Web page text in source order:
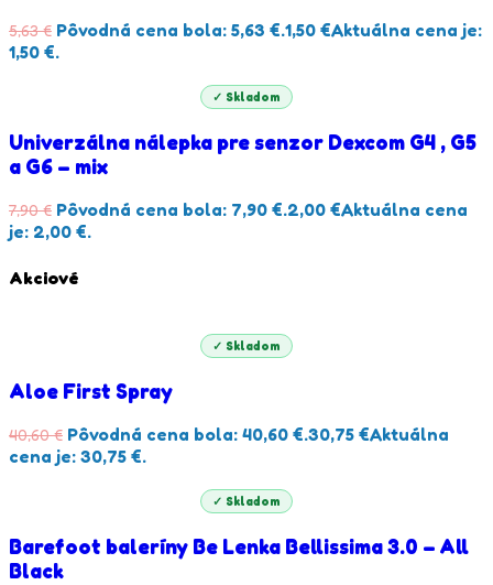
5,63€ Pôvodná cena bola: 5,63 €.1,50 €Aktuálna cena je:
1,50 €.
✓ Skladom
Univerzálna nálepka pre senzor Dexcom G4 , G5
a G6 – mix
7,90€ Pôvodná cena bola: 7,90 €.2,00 €Aktuálna cena
je: 2,00 €.
Akciové
✓ Skladom
Aloe First Spray
40,60€ Pôvodná cena bola: 40,60 €.30,75 €Aktuálna
cena je: 30,75 €.
✓ Skladom
Barefoot baleríny Be Lenka Bellissima 3.0 – All
Black